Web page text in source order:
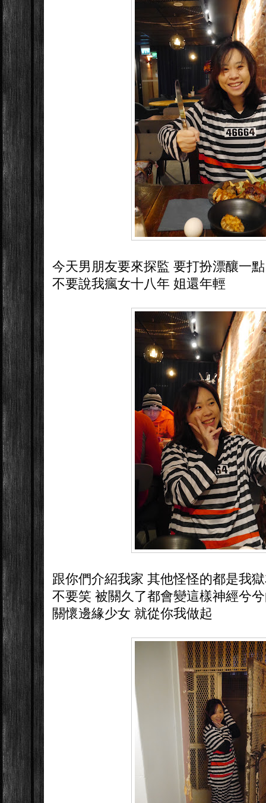
今天男朋友要來探監 要打扮漂釀一點
不要說我瘋女十八年 姐還年輕
跟你們介紹我家 其他怪怪的都是我
不要笑 被關久了都會變這樣神經兮
關懷邊緣少女 就從你我做起